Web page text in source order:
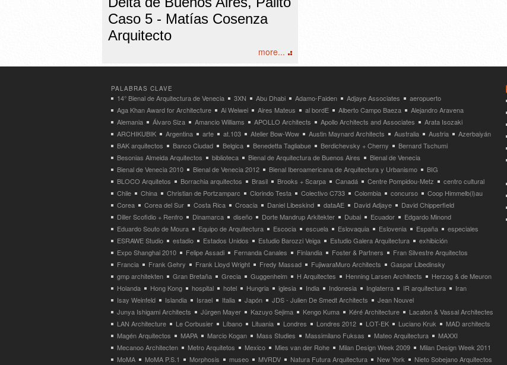
Caso 5 - Matías Cosenza
Arquitecto
more...
PALABRAS CLAVE
14° Bienal de Arquitectura de Venecia 3XN Abu Dhabi Adamo-Faiden Adjaye Associates
aeropuerto
Aga Khan Award for Architecture
Ai Weiwei Aires Mateus al bordE Alberto Campo Baeza
Alejandro Aravena
Alemania
Álvaro Siza Amancio Williams APOLLO Architects Apollo Architects and Associates
Arata Isozaki
ARCHIKUBIK
Argentina arte at.103 Atelier Bow-Wow Austin Maynard Architects Australia Austria
Azerbaiyán
BAK arquitectos
Banco Ciudad Belgica Benedetta Tagliabue Berdichevsky + Cherny
Bernard Tschumi
Besonias Almeida Arquitectos
biblioteca Bienal de Arquitectura de Buenos Aires
Bienal de Venecia
Bienal de Venecia 2010
Bienal de Venecia 2012 Bienal Iberoamericana de Arquitectura y Urbanismo
BIG
BLOCO Arquitetos
Borrachia arquitectos Brasil Brooks + Scarpa Canadá Centre Pompidou-Metz
centro cultural
Chile
China Christian de Portzamparc Clorindo Testa Colectivo C733 Colombia concurso
Coop Himmelb(l)au
Corea
Corea del Sur Costa Rica Croacia Daniel Libeskind dataAE David Adjaye
David Chipperfield
Diller Scofidio + Renfro
Dinamarca diseño Dorte Mandrup Arkitekter Dubai Ecuador
Edgardo Minond
Eduardo Souto de Moura
Equipo de Arquitectura Escocia escuela Eslovaquia Eslovenia España
especiales
ESRAWE Studio
estadio Estados Unidos Estudio Barozzi Veiga Estudio Galera Arquitectura
exhibición
Expo Shanghai 2010
Felipe Assadi Fernanda Canales Finlandia Foster & Partners
Fran Silvestre Arquitectos
Francia
Frank Gehry Frank Lloyd Wright Fredy Massad FujiwaraMuro Architects
Gaspar Libedinsky
gmp architekten
Gran Bretaña Grecia Guggenheim H Arquitectes Henning Larsen Architects
Herzog & de Meuron
Holanda
Hong Kong hospital hotel Hungria iglesia India Indonesia Inglaterra IR arquitectura
Iran
Isay Weinfeld
Islandia Israel Italia Japón JDS - Julien De Smedt Architects
Jean Nouvel
Junya Ishigami Architects
Jürgen Mayer Kazuyo Sejima Kengo Kuma Kéré Architecture
Lacaton & Vassal Architectes
LAN Architecture
Le Corbusier Líbano Lituania Londres Londres 2012 LOT-EK Luciano Kruk
MAD architects
Magén Arquitectos
MAPA Marcio Kogan Mass Studies Massimilano Fuksas Mateo Arquitectura
MAXXI
Mecanoo Architecten
Metro Arquitetos Mexico Mies van der Rohe Milan Design Week 2009
Milan Design Week 2011
MoMA
MoMA P.S.1 Morphosis museo MVRDV Natura Futura Arquitectura New York
Nieto Sobejano Arquitectos